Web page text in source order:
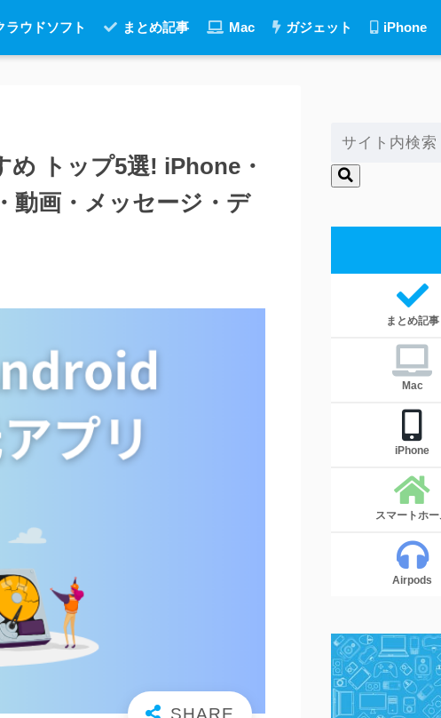
ラウドソフト まとめ記事 Mac ガジェット iPhone
め トップ5選! iPhone・
動画・メッセージ・デ
まとめ記事
Mac
iPhone
スマートホー
Airpods